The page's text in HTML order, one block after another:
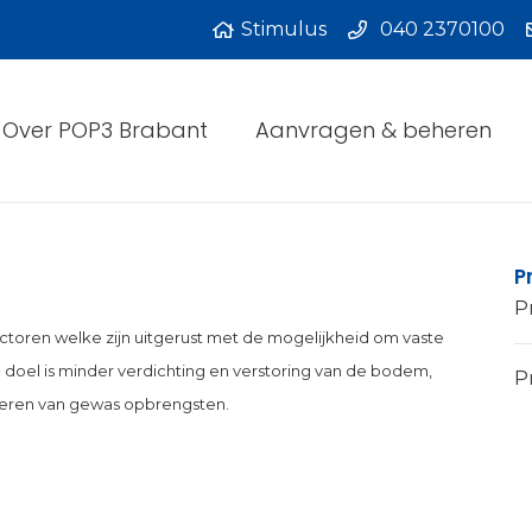
Stimulus 040 2370100
Over POP3 Brabant Aanvragen & beheren
welke zijn uitgerust met de mogelijkheid om vaste
is minder verdichting en verstoring van de bodem,
van gewas opbrengsten.